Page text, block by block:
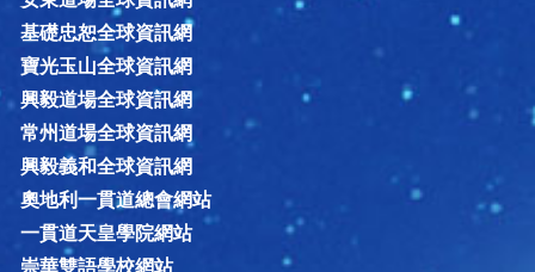
基礎忠恕全球資訊網
寶光玉山全球資訊網
興毅道場全球資訊網
常州道場全球資訊網
興毅義和全球資訊網
奧地利一貫道總會網站
一貫道天皇學院網站
崇華雙語學校網站